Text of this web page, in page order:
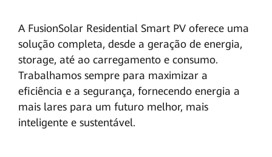
A FusionSolar Residential Smart PV oferece uma
solução completa, desde a geração de energia,
storage, até ao carregamento e consumo.
Trabalhamos sempre para maximizar a
eficiência e a segurança, fornecendo energia a
mais lares para um futuro melhor, mais
inteligente e sustentável.